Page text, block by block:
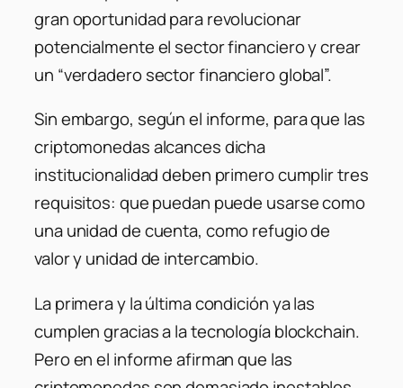
gran oportunidad para revolucionar
potencialmente el sector financiero y crear
un “verdadero sector financiero global”.
Sin embargo, según el informe, para que las
criptomonedas alcances dicha
institucionalidad deben primero cumplir tres
requisitos: que puedan puede usarse como
una unidad de cuenta, como refugio de
valor y unidad de intercambio.
La primera y la última condición ya las
cumplen gracias a la tecnología blockchain.
Pero en el informe afirman que las